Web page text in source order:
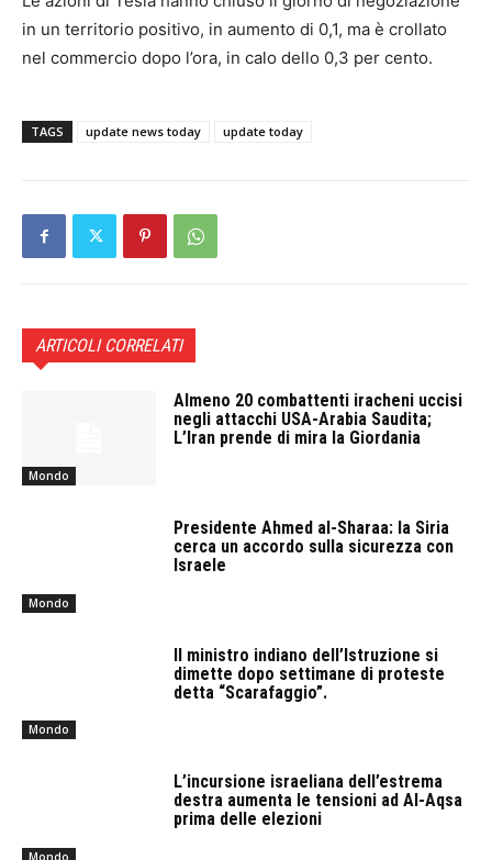
in un territorio positivo, in aumento di 0,1, ma è crollato
nel commercio dopo l’ora, in calo dello 0,3 per cento.
TAGS update news today update today
ARTICOLI CORRELATI
Mondo
Almeno 20 combattenti iracheni uccisi
negli attacchi USA-Arabia Saudita;
L’Iran prende di mira la Giordania
Mondo
Presidente Ahmed al-Sharaa: la Siria
cerca un accordo sulla sicurezza con
Israele
Mondo
Il ministro indiano dell’Istruzione si
dimette dopo settimane di proteste
detta “Scarafaggio”.
Mondo
L’incursione israeliana dell’estrema
destra aumenta le tensioni ad Al-Aqsa
prima delle elezioni